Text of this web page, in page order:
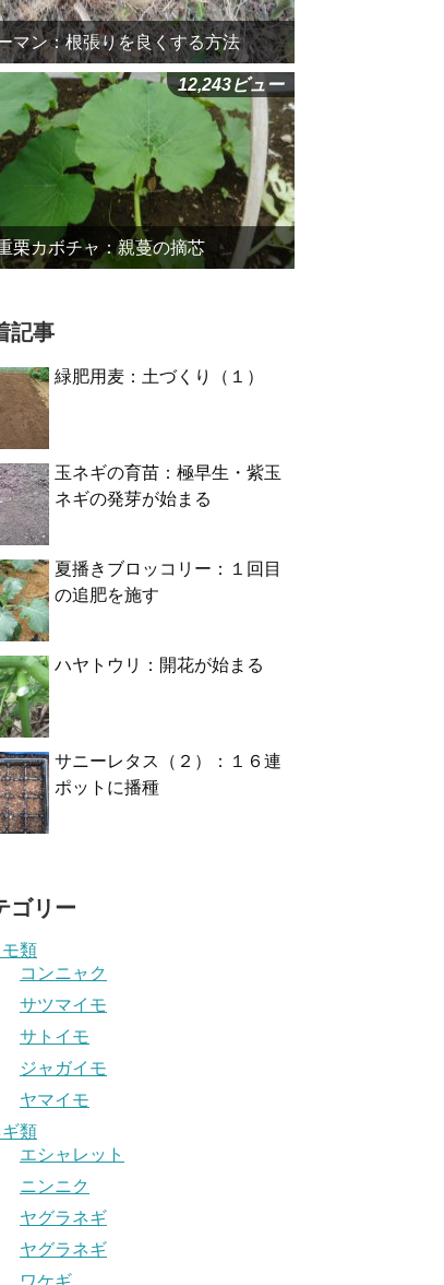
マン：根張りを良くする方法
栗カボチャ：親蔓の摘芯
12,243ビュー
記事
緑肥用麦：土づくり（１）
玉ネギの育苗：極早生・紫玉
ネギの発芽が始まる
夏播きブロッコリー：１回目
の追肥を施す
ハヤトウリ：開花が始まる
サニーレタス（２）：１６連
ポットに播種
ゴリー
類
コンニャク
サツマイモ
サトイモ
ジャガイモ
ヤマイモ
類
エシャレット
ニンニク
ヤグラネギ
ヤグラネギ
ワケギ